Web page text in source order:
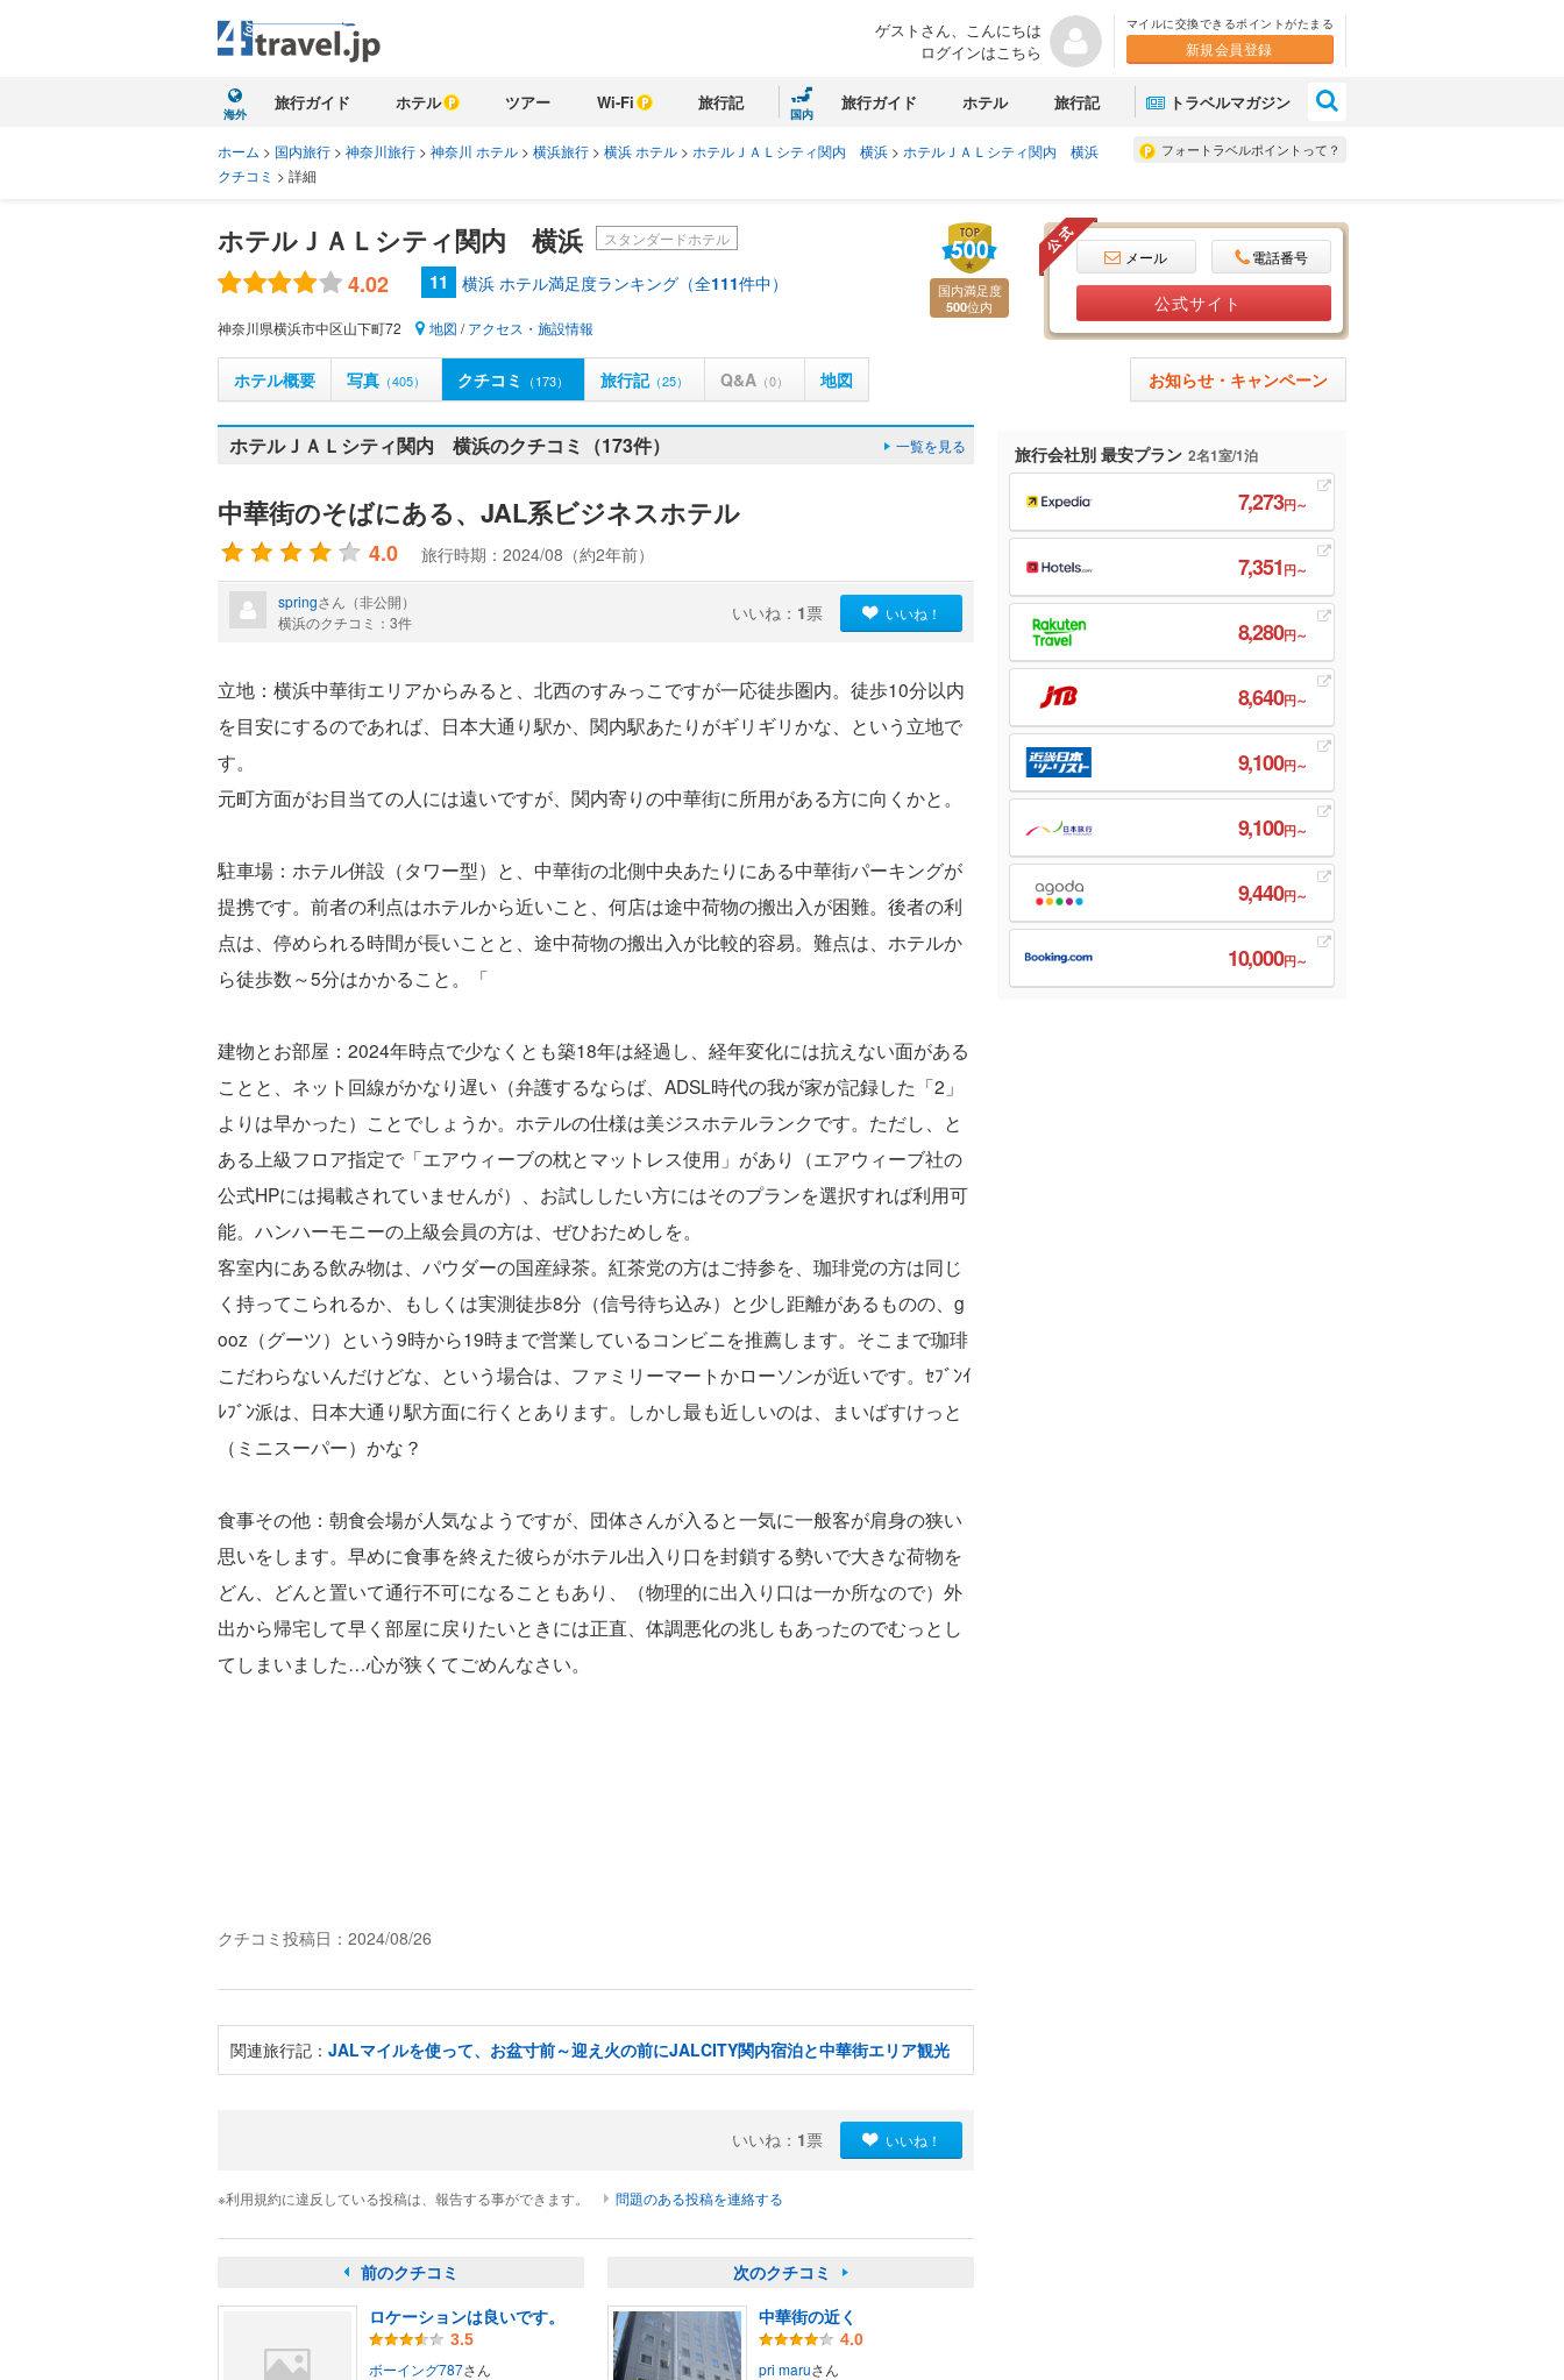
ゲストさん、こんにちは
ログインはこちら
マイルに交換できるポイントがたまる
新規会員登録
海外
旅行ガイド ホテル ツアー Wi-Fi 旅行記
国内
旅行ガイド ホテル 旅行記 トラベルマガジン
フォートラベルポイントって？
ホーム > 国内旅行 > 神奈川旅行 > 神奈川 ホテル > 横浜旅行 > 横浜 ホテル > ホテルＪＡＬシティ関内 横浜 > ホテルＪＡＬシティ関内 横浜
クチコミ > 詳細
ホテルＪＡＬシティ関内 横浜 スタンダードホテル
4.02 11 横浜 ホテル満足度ランキング（全111件中）
神奈川県横浜市中区山下町72 地図 /アクセス・施設情報
国内満足度
500位内
電話番号
メール
公式サイト
ホテル概要 写真 （405） クチコミ （173） 旅行記（25） Q&A （0） 地図 お知らせ・キャンペーン
ホテルＪＡＬシティ関内 横浜のクチコミ（173件） 一覧を見る
中華街のそばにある、JAL系ビジネスホテル
4.0 旅行時期：2024/08（約2年前）
springさん（非公開）
横浜のクチコミ：3件
いいね： 1票 いいね！
立地：横浜中華街エリアからみると、北西のすみっこですが一応徒歩圏内。徒歩10分以内
を目安にするのであれば、日本大通り駅か、関内駅あたりがギリギリかな、という立地で
す。
元町方面がお目当ての人には遠いですが、関内寄りの中華街に所用がある方に向くかと。
駐車場：ホテル併設（タワー型）と、中華街の北側中央あたりにある中華街パーキングが
提携です。前者の利点はホテルから近いこと、何店は途中荷物の搬出入が困難。後者の利
点は、停められる時間が長いことと、途中荷物の搬出入が比較的容易。難点は、ホテルか
ら徒歩数～5分はかかること。「
建物とお部屋：2024年時点で少なくとも築18年は経過し、経年変化には抗えない面がある
ことと、ネット回線がかなり遅い（弁護するならば、ADSL時代の我が家が記録した「2」
よりは早かった）ことでしょうか。ホテルの仕様は美ジスホテルランクです。ただし、と
ある上級フロア指定で「エアウィーブの枕とマットレス使用」があり（エアウィーブ社の
公式HPには掲載されていませんが）、お試ししたい方にはそのプランを選択すれば利用可
能。ハンハーモニーの上級会員の方は、ぜひおためしを。
客室内にある飲み物は、パウダーの国産緑茶。紅茶党の方はご持参を、珈琲党の方は同じ
く持ってこられるか、もしくは実測徒歩8分（信号待ち込み）と少し距離があるものの、g
ooz（グーツ）という9時から19時まで営業しているコンビニを推薦します。そこまで珈琲
こだわらないんだけどな、という場合は、ファミリーマートかローソンが近いです。ｾﾌﾞﾝｲ
ﾚﾌﾞﾝ派は、日本大通り駅方面に行くとあります。しかし最も近しいのは、まいばすけっと
（ミニスーパー）かな？
食事その他：朝食会場が人気なようですが、団体さんが入ると一気に一般客が肩身の狭い
思いをします。早めに食事を終えた彼らがホテル出入り口を封鎖する勢いで大きな荷物を
どん、どんと置いて通行不可になることもあり、（物理的に出入り口は一か所なので）外
出から帰宅して早く部屋に戻りたいときには正直、体調悪化の兆しもあったのでむっとし
てしまいました…心が狭くてごめんなさい。
クチコミ投稿日：2024/08/26
関連旅行記： JALマイルを使って、お盆寸前～迎え火の前にJALCITY関内宿泊と中華街エリア観光
いいね： 1票 いいね！
※利用規約に違反している投稿は、報告する事ができます。 問題のある投稿を連絡する
前のクチコミ
ロケーションは良いです。
3.5
ボーイング787さん
次のクチコミ
中華街の近く
4.0
pri maruさん
旅行会社別 最安プラン 2名1室/1泊
7,273円～
7,351 円～
8,280円～
8,640円～
9,100円～
9,100円～
9,440円～
10,000円～